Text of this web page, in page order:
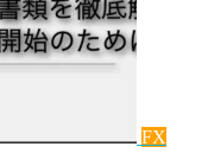
FX